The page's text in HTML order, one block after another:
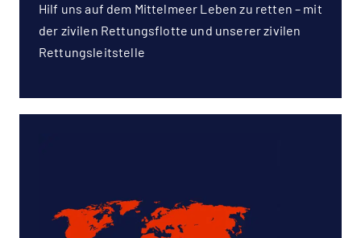
Hilf uns auf dem Mittelmeer Leben zu retten – mit
der zivilen Rettungsflotte und unserer zivilen
Rettungsleitstelle